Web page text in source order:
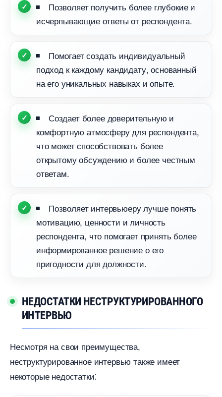
Позволяет получить более глубокие и
исчерпывающие ответы от респондента.​
Помогает создать индивидуальный
подход к каждому кандидату, основанный
на его уникальных навыках и опыте.​
Создает более доверительную и
комфортную атмосферу для респондента,
что может способствовать более
открытому обсуждению и более честным
ответам.
Позволяет интервьюеру лучше понять
мотивацию, ценности и личность
респондента, что помогает принять более
информированное решение о его
пригодности для должности.​
НЕДОСТАТКИ НЕСТРУКТУРИРОВАННОГО
ИНТЕРВЬЮ
Несмотря на свои преимущества,
неструктурированное интервью также имеет
некоторые недостатки⁚